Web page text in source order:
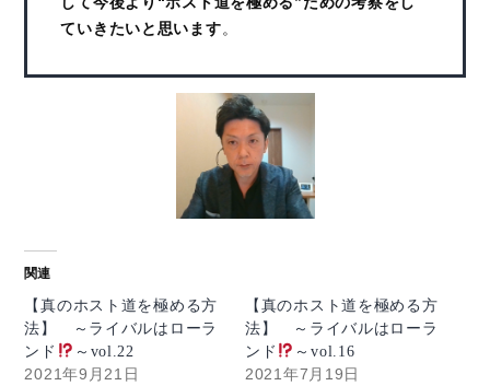
ていきたいと思います。
関連
【真のホスト道を極める方
法】 ～ライバルはローラ
ンド
～vol.22
2021年9月21日
【真のホスト道を極める方
法】 ～ライバルはローラ
ンド
～vol.16
2021年7月19日